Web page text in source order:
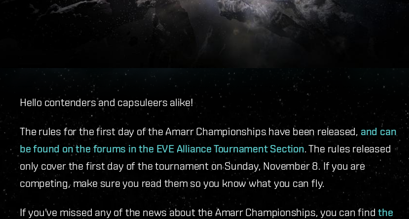
Hello contenders and capsuleers alike!
The rules for the first day of the Amarr Championships have been released, and can
be found on the forums in the EVE Alliance Tournament Section. The rules released
only cover the first day of the tournament on Sunday, November 8. If you are
competing, make sure you read them so you know what you can fly.
If you've missed any of the news about the Amarr Championships, you can findthe